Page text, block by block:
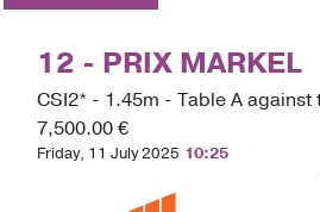
12 - PRIX MARKEL
CSI2* - 1.45m - Table A against
7,500.00 €
Friday, 11 July 2025 10:25